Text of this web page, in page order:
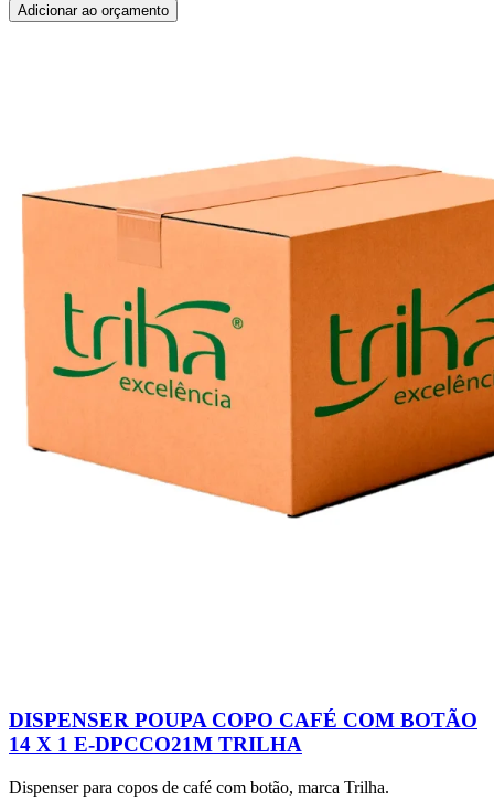
Adicionar ao orçamento
DISPENSER POUPA COPO CAFÉ COM BOTÃO
14 X 1 E-DPCCO21M TRILHA
Dispenser para copos de café com botão, marca Trilha.